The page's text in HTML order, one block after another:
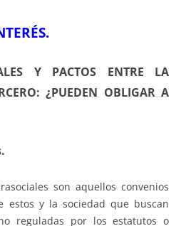
Y PACTOS ENTRE LA
¿PUEDEN OBLIGAR A
son aquellos convenios
estos y la sociedad que buscan
reguladas por los estatutos o